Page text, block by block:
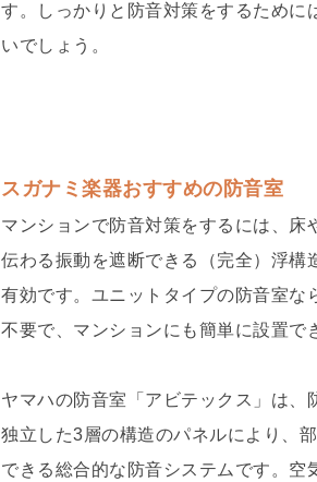
す。しっかりと防音対策をするために
いでしょう。
スガナミ楽器おすすめの防音室
マンションで防音対策をするには、床
伝わる振動を遮断できる（完全）浮構
有効です。ユニットタイプの防音室な
不要で、マンションにも簡単に設置で
ヤマハの防音室「アビテックス」は、
独立した3層の構造のパネルにより、
できる総合的な防音システムです。